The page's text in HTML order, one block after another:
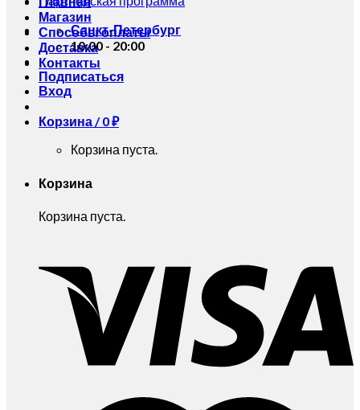
Магазин
Способы оплаты
Доставка
Контакты
Вход
Корзина /0₽
Корзина пуста.
Корзина
Корзина пуста.
Санкт-Петербург
10:00 - 20:00
Подписаться